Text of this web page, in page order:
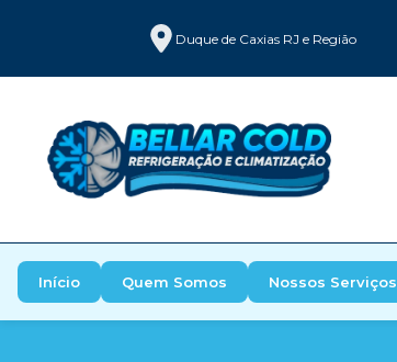
Duque de Caxias RJ e Região
Início Quem Somos Nossos Serviços